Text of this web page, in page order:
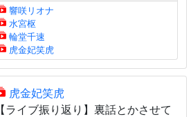
響咲リオナ
水宮枢
輪堂千速
虎金妃笑虎
虎金妃笑虎
【ライブ振り返り】裏話とかさせて